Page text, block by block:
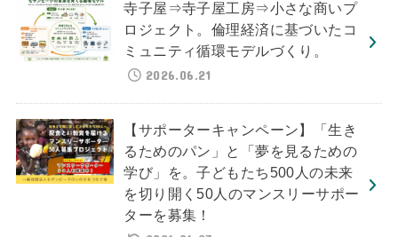
寺子屋⇒寺子屋工房⇒小さな商いプ
ロジェクト。倫理経済に基づいたコ
ミュニティ循環モデルづくり。
2026.06.21
【サポーターキャンペーン】「生き
るためのパン」と「夢を見るための
学び」を。子どもたち500人の未来
を切り開く50人のマンスリーサポー
ターを募集！